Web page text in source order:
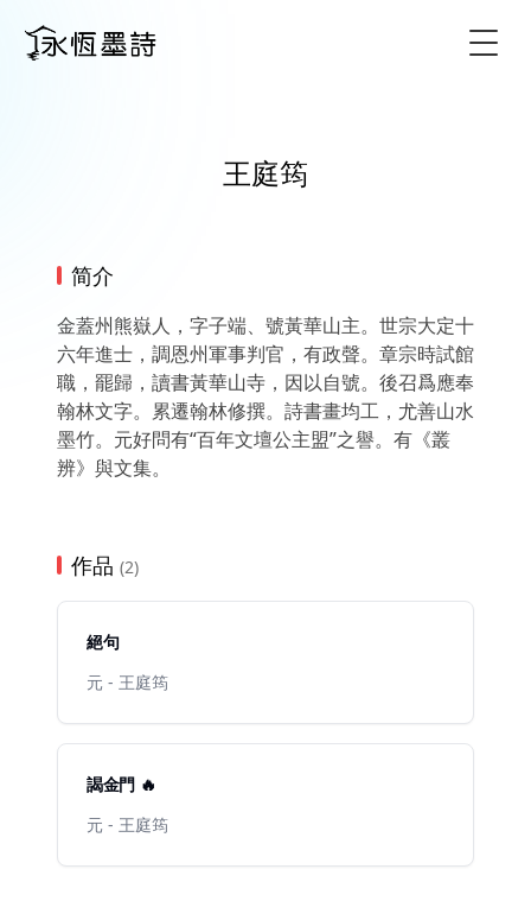
王庭筠
简介
金蓋州熊嶽人，字子端、號黃華山主。世宗大定十
六年進士，調恩州軍事判官，有政聲。章宗時試館
職，罷歸，讀書黃華山寺，因以自號。後召爲應奉
翰林文字。累遷翰林修撰。詩書畫均工，尤善山水
墨竹。元好問有“百年文壇公主盟”之譽。有《叢
辨》與文集。
作品 (2)
絕句
元 - 王庭筠
謁金門 🔥
元 - 王庭筠